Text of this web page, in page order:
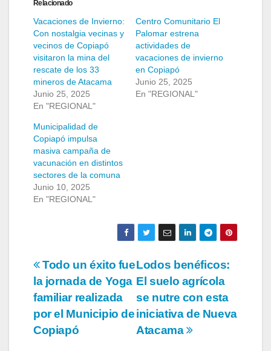
Relacionado
Vacaciones de Invierno:
Con nostalgia vecinas y
vecinos de Copiapó
visitaron la mina del
rescate de los 33
mineros de Atacama
Junio 25, 2025
En "REGIONAL"
Centro Comunitario El
Palomar estrena
actividades de
vacaciones de invierno
en Copiapó
Junio 25, 2025
En "REGIONAL"
Municipalidad de
Copiapó impulsa
masiva campaña de
vacunación en distintos
sectores de la comuna
Junio 10, 2025
En "REGIONAL"
Navegación
de
entradas
Lodos benéficos:
El suelo agrícola
se nutre con esta
iniciativa de Nueva
Atacama
Todo un éxito fue
la jornada de Yoga
familiar realizada
por el Municipio de
Copiapó